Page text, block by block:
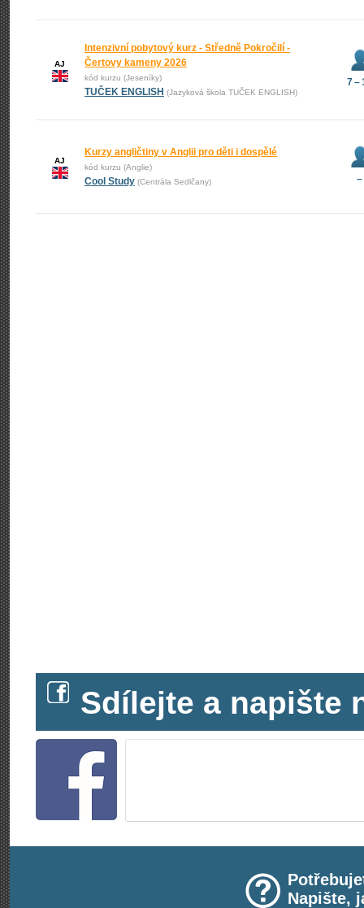
AJ
Intenzivní pobytový kurz - Středně Pokročilí -
Čertovy kameny 2026
kód kurzu (Jeseníky)
TUČEK ENGLISH (Jazyková škola TUČEK ENGLISH)
7 –
AJ
Kurzy angličtiny v Anglii pro děti i dospělé
kód kurzu (Anglie)
Cool Study (Centrála Sedlčany) –
Sdílejte a napište
Napište,